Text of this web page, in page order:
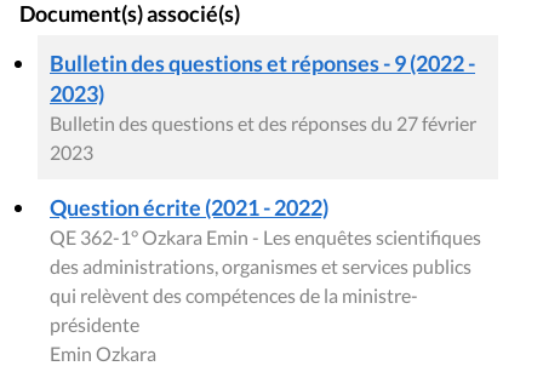
Document(s) associé(s)
Bulletin des questions et réponses - 9 (2022 -
2023)
Bulletin des questions et des réponses du 27 février
2023
Question écrite (2021 - 2022)
QE 362-1° Ozkara Emin - Les enquêtes scientifiques
des administrations, organismes et services publics
qui relèvent des compétences de la ministre-
présidente
Emin Ozkara